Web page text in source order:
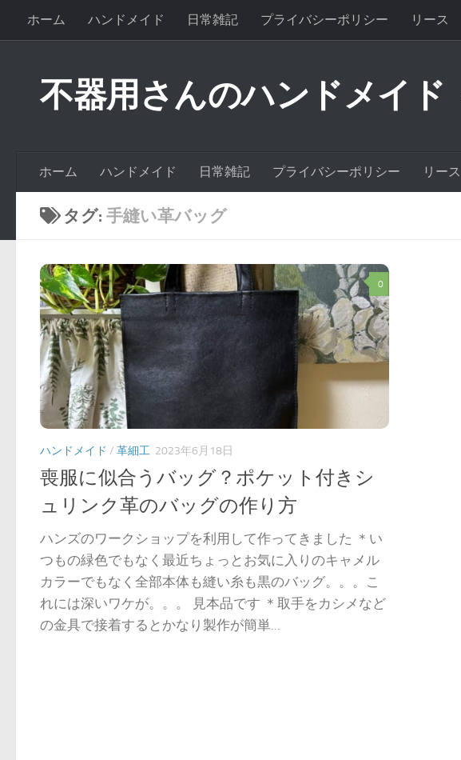
ホーム ハンドメイド 日常雑記 プライバシーポリシー リース
不器用さんのハンドメイド
ホーム ハンドメイド 日常雑記 プライバシーポリシー リース
タグ: 手縫い革バッグ
0
ハンドメイド / 革細工 2023年6月18日
喪服に似合うバッグ？ポケット付きシ
ュリンク革のバッグの作り方
ハンズのワークショップを利用して作ってきました ＊い
つもの緑色でもなく最近ちょっとお気に入りのキャメル
カラーでもなく全部本体も縫い糸も黒のバッグ。。。こ
れには深いワケが。。。 見本品です ＊取手をカシメなど
の金具で接着するとかなり製作が簡単...